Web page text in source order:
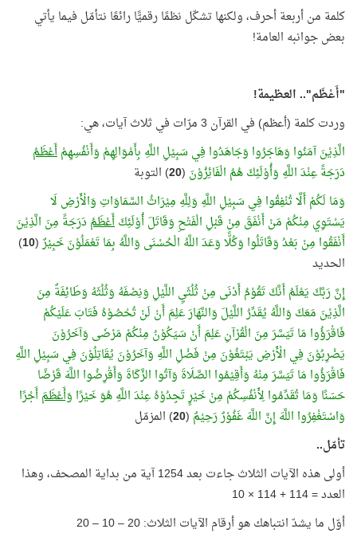
كلمة من أربعة أحرف، ولكنها تشكّل نظمًا رقميًّا رائعًا نتأمّل فيما يأتي
بعض جوانبه العامة!
"أَعْظَم".. العظيمة!
وردت كلمة (أعظم) في القرآن 3 مرّات في ثلاث آيات، هي:
الَّذِيْنَ آمَنُوا وَهَاجَرُوا وَجَاهَدُوا فِي سَبِيْلِ اللَّهِ بِأَمْوَالِهِمْ وَأَنْفُسِهِمْأَعْظَمُ
دَرَجَةً عِنْدَ اللَّهِ وَأُوْلَئِكَ هُمُ الْفَائِزُوْنَ (
20) التوبة
وَمَا لَكُمْ أَلَّا تُنْفِقُوا فِي سَبِيْلِ اللَّهِ وَلِلَّهِ مِيْرَاثُ السَّمَاوَاتِ وَالْأَرْضِ لَا
يَسْتَوِي مِنْكُمْ مَنْ أَنْفَقَ مِنْ قَبْلِ الْفَتْحِ وَقَاتَلَ أُوْلَئِكَأَعْظَمُ دَرَجَةً مِنَ الَّذِيْنَ
أَنْفَقُوا مِنْ بَعْدُ وَقَاتَلُوا وَكُلًّا وَعَدَ اللَّهُ الْحُسْنَى وَاللَّهُ بِمَا تَعْمَلُوْنَ خَبِيْرٌ(
10
)
الحديد
إِنَّ رَبَّكَ يَعْلَمُ أَنَّكَ تَقُوْمُ أَدْنَى مِنْ ثُلُثَيِ اللَّيْلِ وَنِصْفَهُ وَثُلُثَهُ وَطَائِفَةٌ مِنَ
الَّذِيْنَ مَعَكَ وَاللَّهُ يُقَدِّرُ اللَّيْلَ وَالنَّهَارَ عَلِمَ أَنْ لَنْ تُحْصُوْهُ فَتَابَ عَلَيْكُمْ
فَاقْرَؤُوا مَا تَيَسَّرَ مِنَ الْقُرْآنِ عَلِمَ أَنْ سَيَكُوْنُ مِنْكُمْ مَرْضَى وَآخَرُوْنَ
يَضْرِبُوْنَ فِي الْأَرْضِ يَبْتَغُوْنَ مِنْ فَضْلِ اللَّهِ وَآخَرُوْنَ يُقَاتِلُوْنَ فِي سَبِيْلِ اللَّهِ
فَاقْرَؤُوا مَا تَيَسَّرَ مِنْهُ وَأَقِيْمُوا الصَّلَاةَ وَآتُوا الزَّكَاةَ وَأَقْرِضُوا اللَّهَ قَرْضًا
حَسَنًا وَمَا تُقَدِّمُوا لِأَنْفُسِكُمْ مِنْ خَيْرٍ تَجِدُوْهُ عِنْدَ اللَّهِ هُوَ خَيْرًا وَأَعْظَمَأَجْرًا
وَاسْتَغْفِرُوا اللَّهَ إِنَّ اللَّهَ غَفُوْرٌ رَحِيْمٌ (
20) المزمّل
تأمّل..
أولى هذه الآيات الثلاث جاءت بعد 1254 آية من بداية المصحف، وهذا
العدد = 114 + 114 × 10
أوّل ما يشدّ انتباهك هو أرقام الآيات الثلاث: 20 – 10 – 20